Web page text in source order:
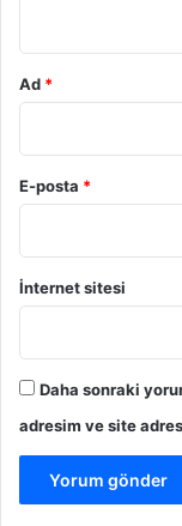
Ad *
E-posta *
İnternet sitesi
Daha sonraki
adresim ve site